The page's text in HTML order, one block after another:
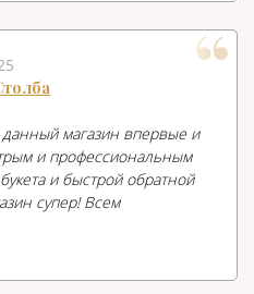
данный магазин впервые и
и профессиональным
и быстрой обратной
супер! Всем